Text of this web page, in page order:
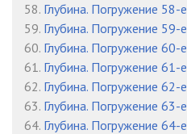
58. Глубина. Погружение 58-е
59. Глубина. Погружение 59-е
60. Глубина. Погружение 60-е
61. Глубина. Погружение 61-е
62. Глубина. Погружение 62-е
63. Глубина. Погружение 63-е
64. Глубина. Погружение 64-е